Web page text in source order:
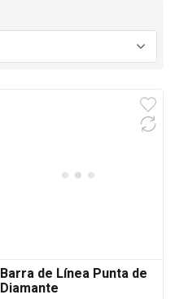
Barra de Línea Punta de
Diamante